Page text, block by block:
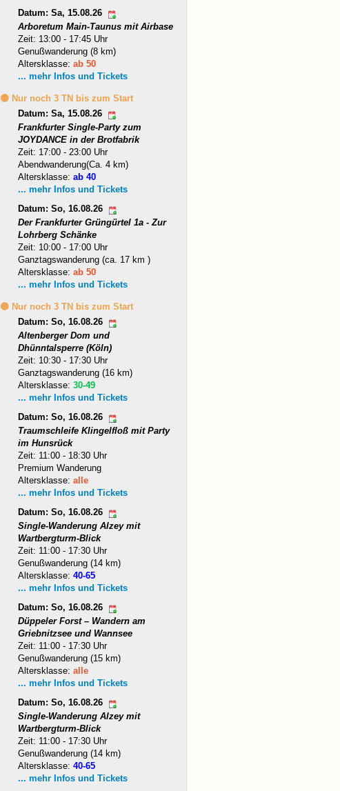
Datum: Sa, 15.08.26
Arboretum Main-Taunus mit Airbase
Zeit: 13:00 - 17:45 Uhr
Genußwanderung (8 km)
Altersklasse:ab 50
... mehr Infos und Tickets
🟡 Nur noch 3 TN bis zum Start
Datum: Sa, 15.08.26
Frankfurter Single-Party zum
JOYDANCE in der Brotfabrik
Zeit: 17:00 - 23:00 Uhr
Abendwanderung(Ca. 4 km)
Altersklasse:ab 40
... mehr Infos und Tickets
Datum: So, 16.08.26
Der Frankfurter Grüngürtel 1a - Zur
Lohrberg Schänke
Zeit: 10:00 - 17:00 Uhr
Ganztagswanderung (ca. 17 km )
Altersklasse:ab 50
... mehr Infos und Tickets
🟡 Nur noch 3 TN bis zum Start
Datum: So, 16.08.26
Altenberger Dom und
Dhünntalsperre (Köln)
Zeit: 10:30 - 17:30 Uhr
Ganztagswanderung (16 km)
Altersklasse:30-49
... mehr Infos und Tickets
Datum: So, 16.08.26
Traumschleife Klingelfloß mit Party
im Hunsrück
Zeit: 11:00 - 18:30 Uhr
Premium Wanderung
Altersklasse:alle
... mehr Infos und Tickets
Datum: So, 16.08.26
Single-Wanderung Alzey mit
Wartbergturm-Blick
Zeit: 11:00 - 17:30 Uhr
Genußwanderung (14 km)
Altersklasse:40-65
... mehr Infos und Tickets
Datum: So, 16.08.26
Düppeler Forst – Wandern am
Griebnitzsee und Wannsee
Zeit: 11:00 - 17:30 Uhr
Genußwanderung (15 km)
Altersklasse:alle
... mehr Infos und Tickets
Datum: So, 16.08.26
Single-Wanderung Alzey mit
Wartbergturm-Blick
Zeit: 11:00 - 17:30 Uhr
Genußwanderung (14 km)
Altersklasse:40-65
... mehr Infos und Tickets